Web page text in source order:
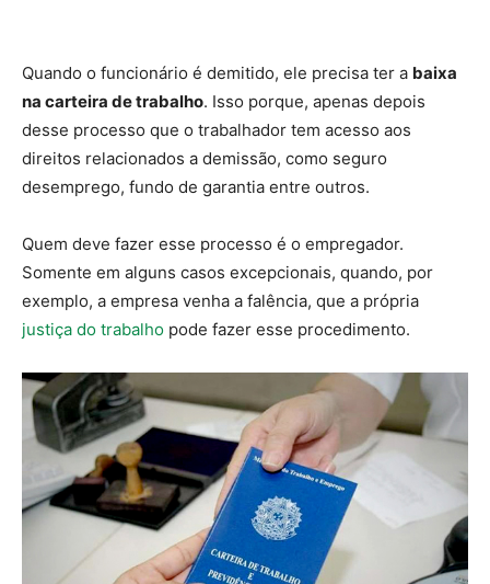
Quando o funcionário é demitido, ele precisa ter a baixa
na carteira de trabalho. Isso porque, apenas depois
desse processo que o trabalhador tem acesso aos
direitos relacionados a demissão, como seguro
desemprego, fundo de garantia entre outros.
Quem deve fazer esse processo é o empregador.
Somente em alguns casos excepcionais, quando, por
exemplo, a empresa venha a falência, que a própria
justiça do trabalho pode fazer esse procedimento.